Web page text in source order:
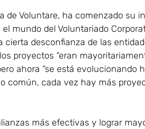
de Voluntare, ha comenzado su
mundo del Voluntariado
cierta desconfianza de las
proyectos “eran
ahora “se está evolucionando
común, cada vez hay más
más efectivas y lograr